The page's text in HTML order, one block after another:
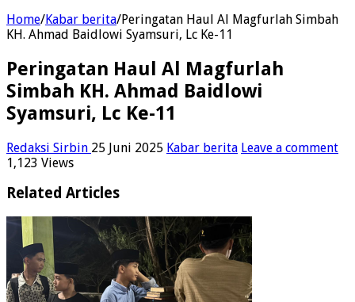
Home/Kabar berita/Peringatan Haul Al Magfurlah Simbah
KH. Ahmad Baidlowi Syamsuri, Lc Ke-11
Peringatan Haul Al Magfurlah
Simbah KH. Ahmad Baidlowi
Syamsuri, Lc Ke-11
Redaksi Sirbin 25 Juni 2025 Kabar berita Leave a comment
1,123 Views
Related Articles